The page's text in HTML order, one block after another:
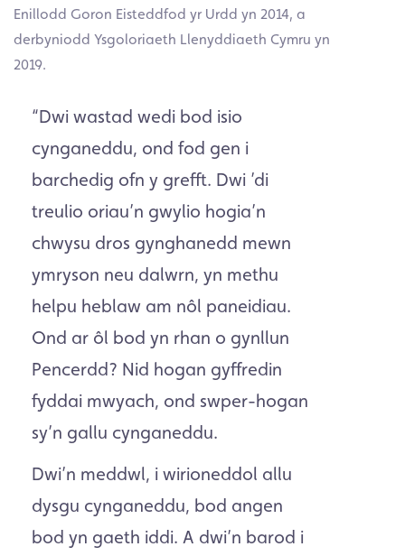
Enillodd Goron Eisteddfod yr Urdd yn 2014, a
derbyniodd Ysgoloriaeth Llenyddiaeth Cymru yn
2019.
“Dwi wastad wedi bod isio
cynganeddu, ond fod gen i
barchedig ofn y grefft. Dwi ’di
treulio oriau’n gwylio hogia’n
chwysu dros gynghanedd mewn
ymryson neu dalwrn, yn methu
helpu heblaw am nôl paneidiau.
Ond ar ôl bod yn rhan o gynllun
Pencerdd? Nid hogan gyffredin
fyddai mwyach, ond swper-hogan
sy’n gallu cynganeddu.
Dwi’n meddwl, i wirioneddol allu
dysgu cynganeddu, bod angen
bod yn gaeth iddi. A dwi’n barod i